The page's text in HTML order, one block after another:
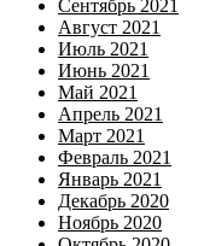
Сентябрь 2021
Август 2021
Июль 2021
Июнь 2021
Май 2021
Апрель 2021
Март 2021
Февраль 2021
Январь 2021
Декабрь 2020
Ноябрь 2020